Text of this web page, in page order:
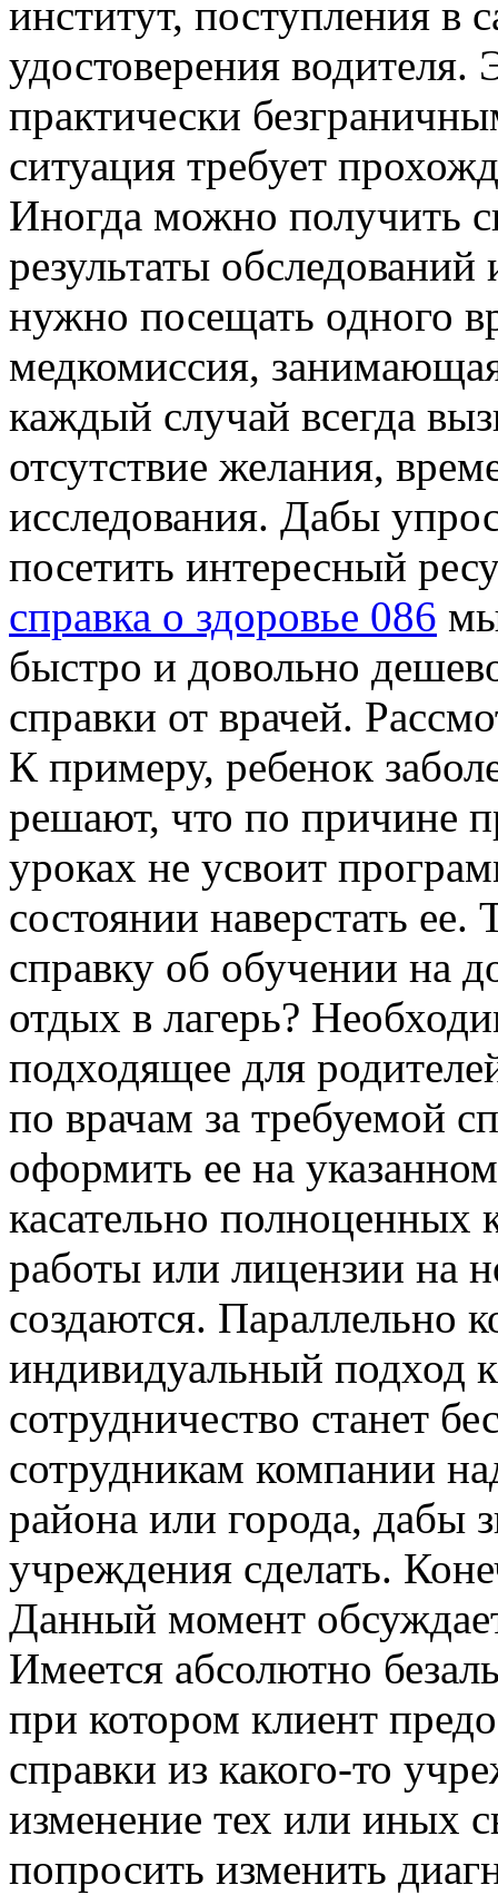
институт, поступления в
удостоверения водителя.
практически
ситуация требует
Иногда можно получить
результаты
нужно посещать одного
медкомиссия,
каждый случай всегда
отсутствие желания,
исследования. Дабы
посетить интересный
справка о здоровье 086
быстро и довольно
справки от врачей.
К примеру, ребенок
решают, что по причине
уроках не усвоит
состоянии наверстать
справку об обучении на
отдых в лагерь?
подходящее для
по врачам за требуемой
оформить ее на
касательно полноценных
работы или лицензии на
создаются. Параллельно
индивидуальный подход
сотрудничество станет
сотрудникам компании
района или города, дабы
учреждения сделать.
Данный момент
Имеется абсолютно
при котором клиент
справки из какого-то
изменение тех или иных
попросить изменить